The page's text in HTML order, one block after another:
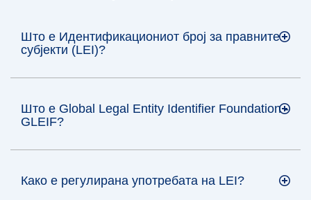
Што е Идентификациониот број за правните
субјекти (LEI)?
Што е Global Legal Entity Identifier Foundation -
GLEIF?
Како е регулирана употребата на LEI?